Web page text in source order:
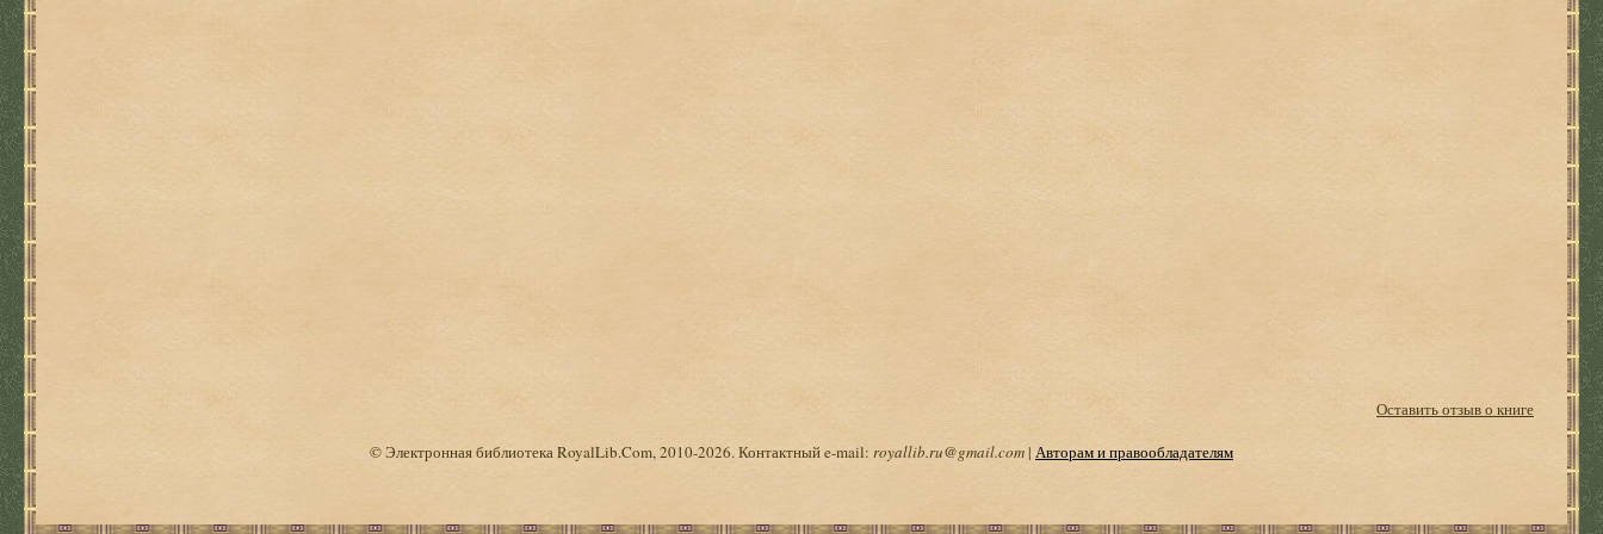
Оставить отзыв о книге
© Электронная библиотека RoyalLib.Com, 2010-2026. Контактный e-mail: royallib.ru@gmail.com| Авторам и правообладателям